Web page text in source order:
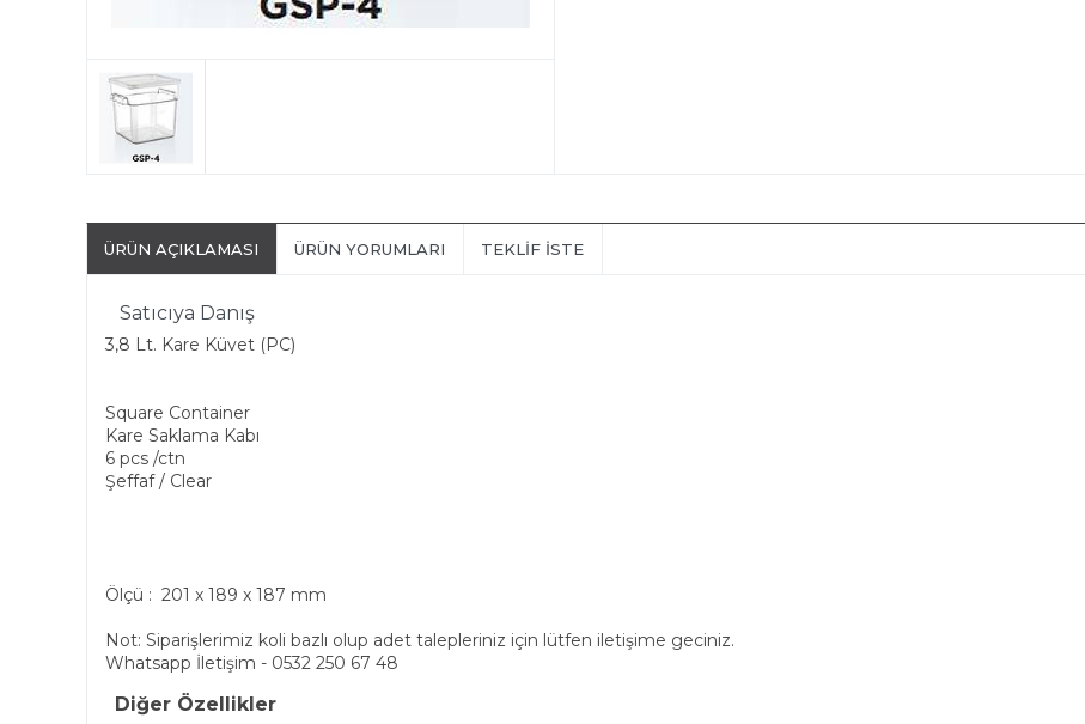
ÜRÜN AÇIKLAMASI ÜRÜN YORUMLARI TEKLIF İSTE
Satıcıya Danış
3,8 Lt. Kare Küvet (PC)
Square Container
Kare Saklama Kabı
6 pcs /ctn
Şeffaf / Clear
Ölçü : 201 x 189 x 187 mm
Not: Siparişlerimiz koli bazlı olup adet talepleriniz için lütfen iletişime geciniz.
Whatsapp İletişim - 0532 250 67 48
Diğer Özellikler